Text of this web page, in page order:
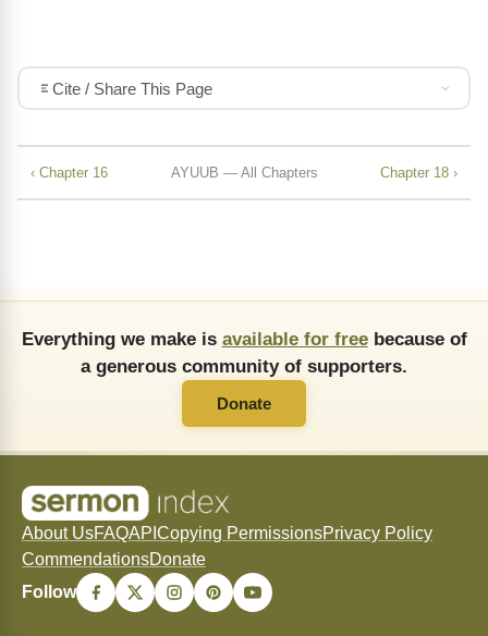
Cite / Share This Page
‹ Chapter 16 AYUUB — All Chapters Chapter 18 ›
Everything we make is available for freebecause of
a generous community of supporters.
Donate
About UsFAQAPI Copying PermissionsPrivacy Policy
CommendationsDonate
Follow